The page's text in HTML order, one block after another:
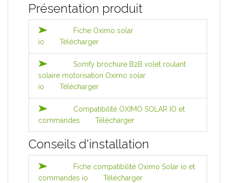
Présentation produit
Fiche Oximo solar
io
Télécharger
Somfy brochure B2B volet roulant
solaire motorisation Oximo solar
io
Télécharger
Compatibilité OXIMO SOLAR IO et
commandes
Télécharger
Conseils d'installation
Fiche compatibilité Oximo Solar io et
commandes io
Télécharger